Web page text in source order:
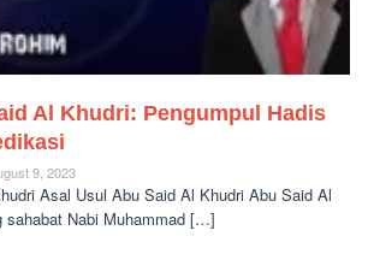
Al Khudri: Pengumpul Hadis
9, 2023
Asal Usul Abu Said Al Khudri Abu Said Al
sahabat Nabi Muhammad […]